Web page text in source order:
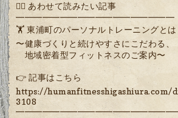
🏋️‍♂️ あわせて読みたい記事
━━━━━━━━━━━━━━━━━━
🏋️ 東浦町のパーソナルトレーニングとは
〜健康づくりと続けやすさにこだわる、
地域密着型フィットネスのご案内〜
👉 記事はこちら
https://humanfitnesshigashiura.com/
3108